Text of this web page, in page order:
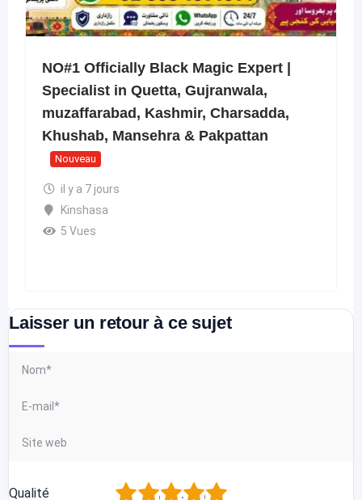
NO#1 Officially Black Magic Expert |
Specialist in Quetta, Gujranwala,
muzaffarabad, Kashmir, Charsadda,
Khushab, Mansehra & Pakpattan
Nouveau
il y a 7 jours
Kinshasa
5 Vues
Laisser un retour à ce sujet
Qualité 5
4
3
2